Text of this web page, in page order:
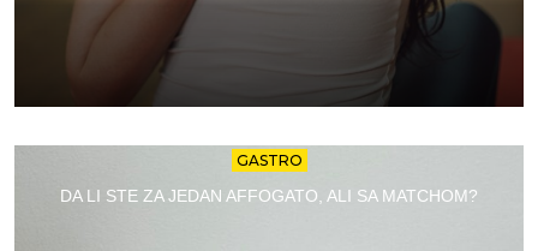
GASTRO
DA LI STE ZA JEDAN AFFOGATO, ALI SA MATCHOM?